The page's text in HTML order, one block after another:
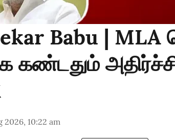
Babu |
2026, 10:22 am